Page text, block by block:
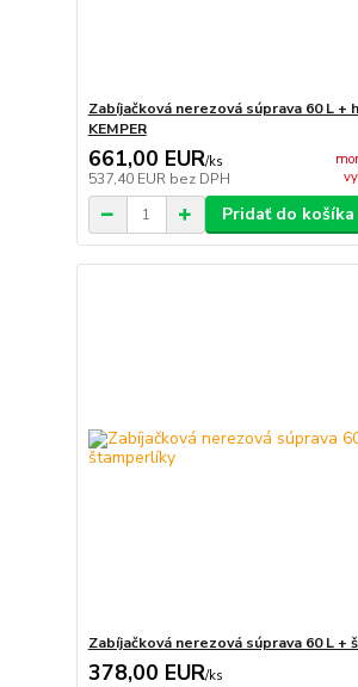
Zabíjačková nerezová súprava 60 L +
KEMPER
661,00 EUR/ks
537,40 EUR bez DPH
Pridať do košíka
Zabíjačková nerezová súprava 60 L +
378,00 EUR/ks